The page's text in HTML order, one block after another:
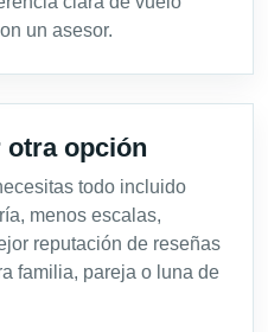
un asesor.
otra opción
todo incluido
menos escalas,
reputación de reseñas
familia, pareja o luna de